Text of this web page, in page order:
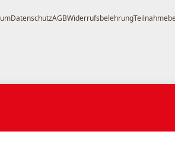
DatenschutzAGBWiderrufsbelehrung